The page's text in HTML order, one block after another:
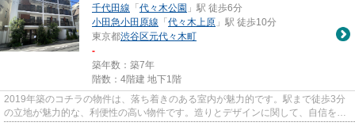
千代田線 「 代々木公園 」駅 徒歩6分
小田急小田原線 「 代々木上原 」駅 徒歩10分
東京都渋谷区元代々木町
-
築年数：築7年
階数：4階建 地下1階
2019年築のコチラの物件は、落ち着きのある室内が魅力的です。駅まで徒歩3分
の立地が魅力的な、利便性の高い物件です。造りとデザインに関して、自信をも